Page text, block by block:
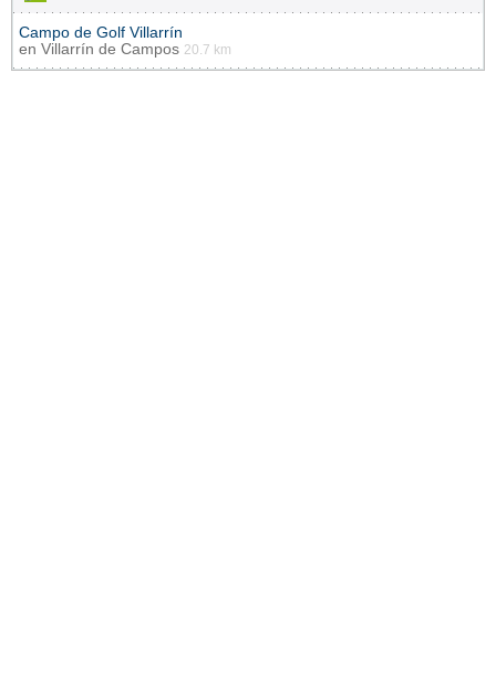
Campo de Golf Villarrín
en Villarrín de Campos 20.7 km